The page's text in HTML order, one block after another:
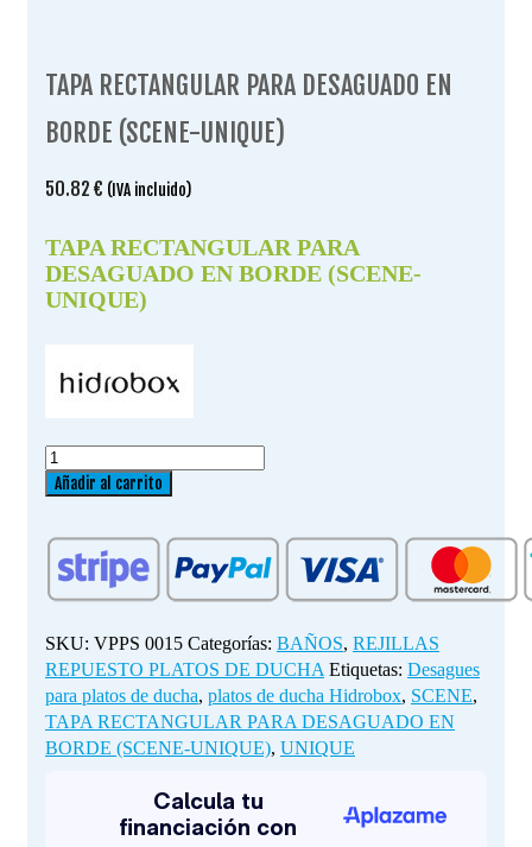
TAPA RECTANGULAR PARA DESAGUADO EN
BORDE (SCENE-UNIQUE)
50.82 € (IVA incluido)
TAPA RECTANGULAR PARA
DESAGUADO EN BORDE (SCENE-
UNIQUE)
TAPA
RECTANGULAR
DESAGUADO
EN
BORDE
UNIQUE)
cantidad
Añadir al carrito
SKU: VPPS 0015 Categorías: BAÑOS, REJILLAS
REPUESTO PLATOS DE DUCHA Etiquetas: Desagues
para platos de ducha, platos de ducha Hidrobox, SCENE,
TAPA RECTANGULAR PARA DESAGUADO EN
BORDE (SCENE-UNIQUE), UNIQUE